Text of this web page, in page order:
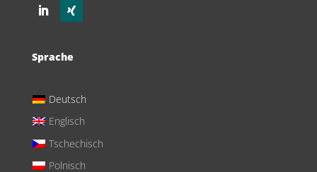
Sprache
Deutsch
Englisch
Tschechisch
Polnisch